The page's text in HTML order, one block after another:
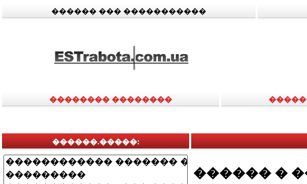
������ ��� �����������
�������� ��������
������.�����:
������ �